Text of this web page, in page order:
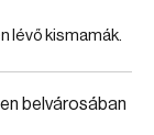
lévő kismamák.